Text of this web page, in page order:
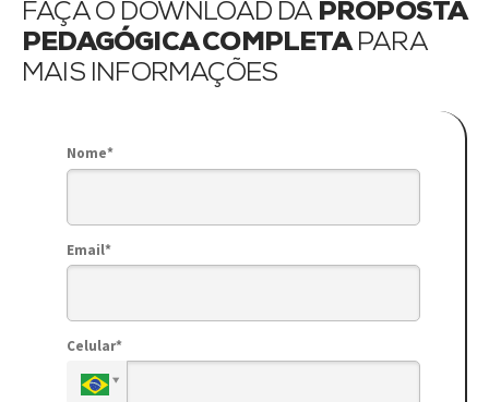
FAÇA O DOWNLOAD DA PROPOSTA
PEDAGÓGICA COMPLETAPARA
MAIS INFORMAÇÕES
Nome*
Email*
Celular*